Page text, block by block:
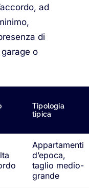
ad
di
o
Tipologia
tipica
Appartamenti
d’epoca,
taglio medio-
grande